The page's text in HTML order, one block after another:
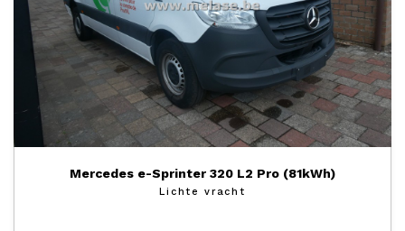
Mercedes e-Sprinter 320 L2 Pro (81kWh)
Lichte vracht